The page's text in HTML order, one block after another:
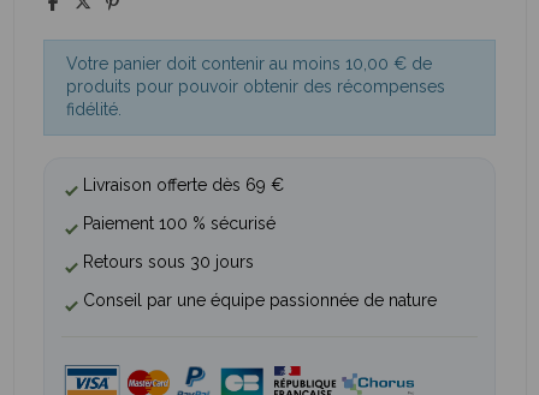
Votre panier doit contenir au moins 10,00 € de
produits pour pouvoir obtenir des récompenses
fidélité.
Livraison offerte dès 69 €
Paiement 100 % sécurisé
Retours sous 30 jours
Conseil par une équipe passionnée de nature